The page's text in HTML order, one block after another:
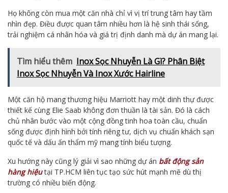
Họ không còn mua một căn nhà chỉ vì vị trí trung tâm hay tầm
nhìn đẹp. Điều được quan tâm nhiều hơn là hệ sinh thái sống,
trải nghiệm cá nhân hóa và giá trị định danh mà dự án mang lại.
Tìm hiểu thêm Inox Sọc Nhuyễn Là Gì? Phân Biệt
Inox Sọc Nhuyễn Và Inox Xước Hairline
Một căn hộ mang thương hiệu Marriott hay một dinh thự được
thiết kế cùng Elie Saab không đơn thuần là tài sản. Đó là cách
chủ nhân bước vào một cộng đồng tinh hoa toàn cầu, chuẩn
sống được định hình bởi tính riêng tư, dịch vụ chuẩn khách sạn
quốc tế và dấu ấn thẩm mỹ mang tính biểu tượng.
Xu hướng này cũng lý giải vì sao những dự án bất động sản
hàng hiệutại TP.HCM liên tục tạo sức hút mạnh mẽ dù thị
trường có nhiều biến động.